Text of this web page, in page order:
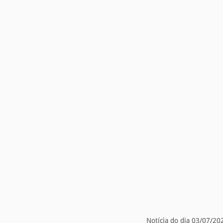
Notícia do dia 03/07/